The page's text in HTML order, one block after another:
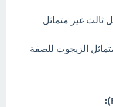
ثالث غير متماثل
الزيجوت للصفة